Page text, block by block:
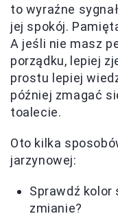
to wyraźne
jej spokój.
A jeśli nie masz
porządku, lepiej
prostu lepiej
później zmagać
toalecie.
Oto kilka
jarzynowej:
Sprawdź kolor
zmianie?